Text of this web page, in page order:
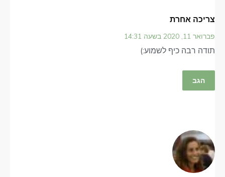
צריכה אחרת
פברואר 11, 2020 בשעה 14:31
תודה רבה כיף לשמוע:)
הגב